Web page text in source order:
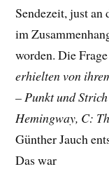
Sendezeit, just an
im
worden. Die
erhielten von
– Punkt und
Hemingway, C:
Günther Jauch
Das war